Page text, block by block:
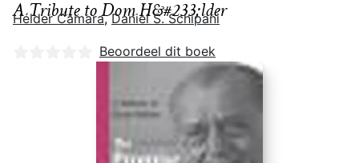
A Tribute to Dom H&#233;lder
Hélder Câmara,Daniel S. Schipani
Nog geen beoordelingen
Beoordeel dit boek